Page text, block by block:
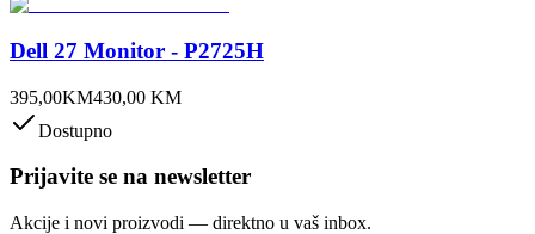
Dell 27 Monitor - P2725H
395,00KM430,00 KM
Dostupno
Prijavite se na newsletter
Akcije i novi proizvodi — direktno u vaš inbox.